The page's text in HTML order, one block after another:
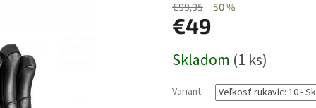
€99,95 –50 %
€49
cena:
Skladom (1 ks)
Variant